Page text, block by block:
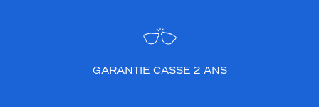
GARANTIE CASSE 2 ANS